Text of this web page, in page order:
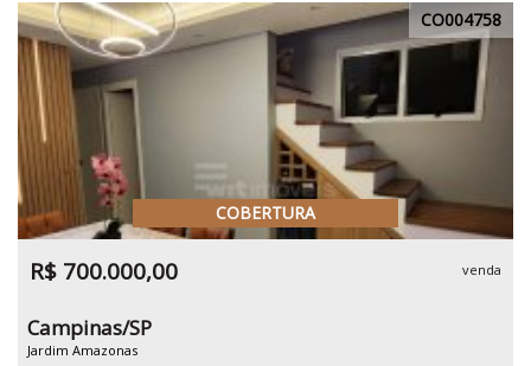
CO004758
COBERTURA
R$ 700.000,00 venda
Campinas/SP
Jardim Amazonas